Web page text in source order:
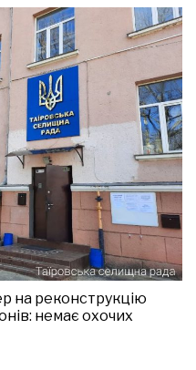
на реконструкцію
немає охочих